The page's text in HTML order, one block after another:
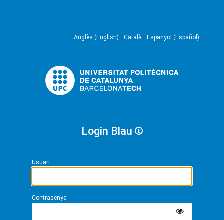
Anglès (English) Català Espanyol (Español)
Login Blau
Usuari
Contrasenya